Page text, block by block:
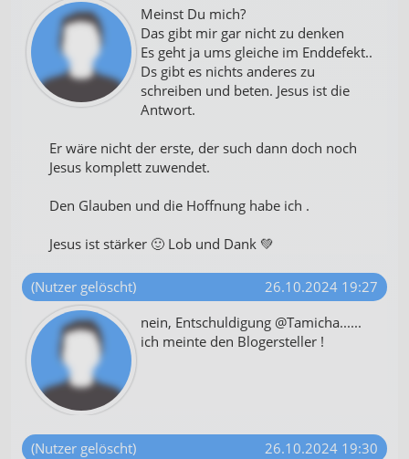
Meinst Du mich?
Das gibt mir gar nicht zu denken
Es geht ja ums gleiche im Enddefekt..
Ds gibt es nichts anderes zu
schreiben und beten. Jesus ist die
Antwort.
Er wäre nicht der erste, der such dann doch noch
Jesus komplett zuwendet.
Den Glauben und die Hoffnung habe ich .
Jesus ist stärker 🙂 Lob und Dank 💚
(Nutzer gelöscht)
26.10.2024 19:27
nein, Entschuldigung @Tamicha......
ich meinte den Blogersteller !
(Nutzer gelöscht)
26.10.2024 19:30